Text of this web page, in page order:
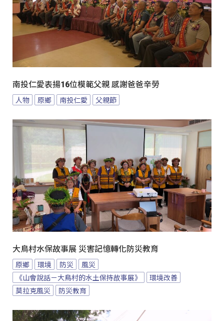
南投仁愛表揚16位模範父親 感謝爸爸辛勞
人物 原鄉 南投仁愛 父親節
大鳥村水保故事展 災害記憶轉化防災教育
原鄉 環境 防災
風災
《山會說話－大鳥村的水土保持故事展》
環境改善
莫拉克風災
防災教育